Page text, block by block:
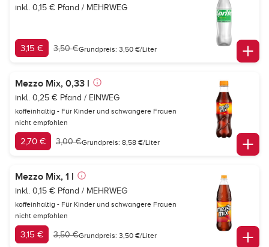
inkl. 0,15 € Pfand / MEHRWEG
3,15 € 3,50 €Grundpreis: 3,50 €/Liter
Mezzo Mix, 0,33 l
inkl. 0,25 € Pfand / EINWEG
koffeinhaltig - Für Kinder und schwangere Frauen
nicht empfohlen
2,70 € 3,00 €Grundpreis: 8,58 €/Liter
Mezzo Mix, 1 l
inkl. 0,15 € Pfand / MEHRWEG
koffeinhaltig - Für Kinder und schwangere Frauen
nicht empfohlen
3,15 € 3,50 €Grundpreis: 3,50 €/Liter